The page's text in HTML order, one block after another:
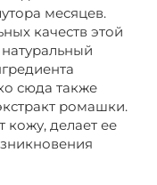
месяцев.
качеств этой
сюда также
ромашки.
кожу, делает ее